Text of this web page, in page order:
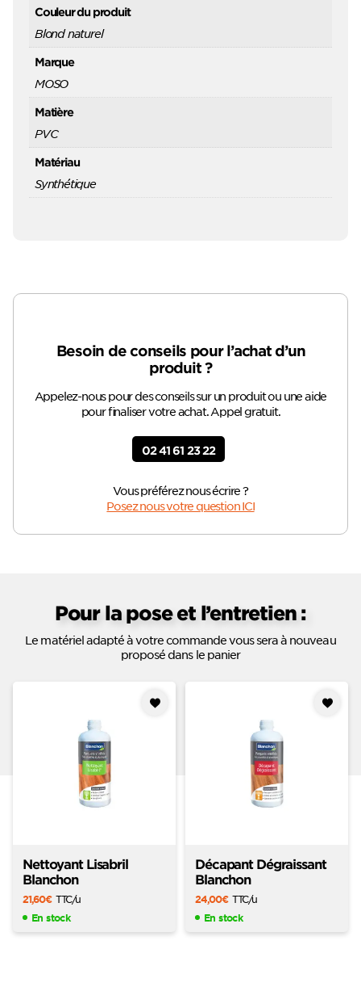
Couleur du produit
Blond naturel
Marque
MOSO
Matière
PVC
Matériau
Synthétique
Besoin de conseils pour l’achat d’un
produit ?
Appelez-nous pour des conseils sur un produit ou une aide
pour finaliser votre achat. Appel gratuit.
02 41 61 23 22
Vous préférez nous écrire ?
Posez nous votre question ICI
Pour la pose et l’entretien :
Le matériel adapté à votre commande vous sera à nouveau
proposé dans le panier
à mes
Nettoyant Lisabril
Blanchon
21,60€ TTC/u
En stock
à mes
Décapant Dégraissant
Blanchon
24,00€ TTC/u
En stock